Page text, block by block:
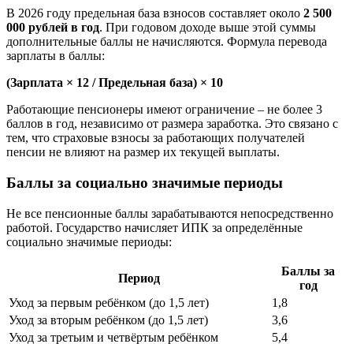
В 2026 году предельная база взносов составляет около 2 500
000 рублей в год. При годовом доходе выше этой суммы
дополнительные баллы не начисляются. Формула перевода
зарплаты в баллы:
(Зарплата × 12 / Предельная база) × 10
Работающие пенсионеры имеют ограничение – не более 3
баллов в год, независимо от размера заработка. Это связано с
тем, что страховые взносы за работающих получателей
пенсии не влияют на размер их текущей выплаты.
Баллы за социально значимые периоды
Не все пенсионные баллы зарабатываются непосредственно
работой. Государство начисляет ИПК за определённые
социально значимые периоды:
Период
Баллы за
год
Уход за первым ребёнком (до 1,5 лет)
1,8
Уход за вторым ребёнком (до 1,5 лет)
3,6
Уход за третьим и четвёртым ребёнком
5,4